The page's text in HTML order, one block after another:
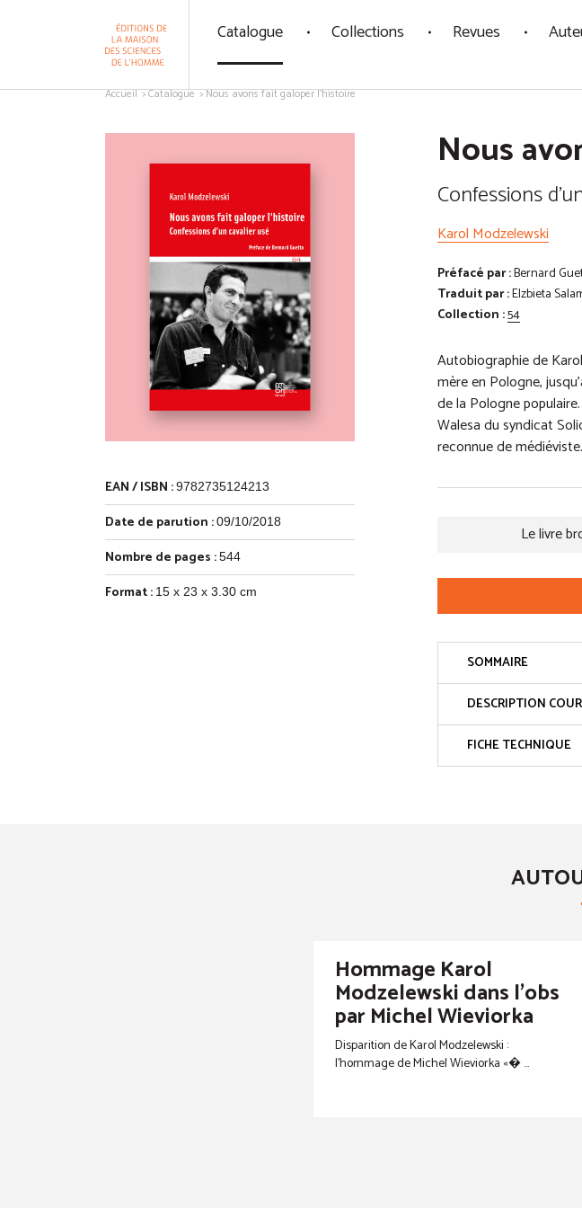
Catalogue Collections Revues
Accueil Catalogue Nous avons fait galoper l'histoire
EAN / ISBN :9782735124213
Date de parution :09/10/2018
Nombre de pages :544
Format : 15 x 23 x 3.30 cm
Nous
Confessions
Karol Modzelewski
Préfacé par :Bernard
Traduit par :Elzbieta
Collection :54
Autobiographie de
mère en Pologne,
de la Pologne
Walesa du syndicat
reconnue de médiéviste.
Le livre
SOMMAIRE
DESCRIPTION
FICHE TECHNIQUE
Hommage Karol
Modzelewski dans l'obs
par Michel Wieviorka
Disparition de Karol Modzelewski :
l’hommage de Michel Wieviorka «� ...